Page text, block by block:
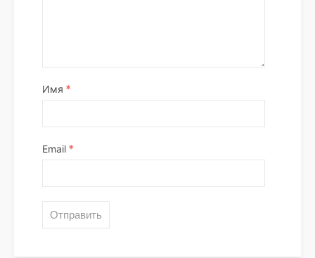
Имя *
Email *